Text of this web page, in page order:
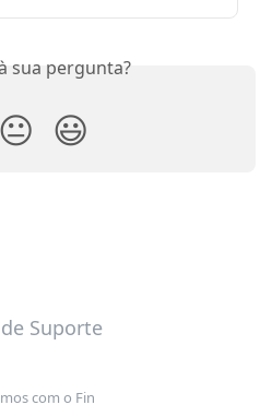
sua pergunta?
😐 😃
Suporte
com o Fin